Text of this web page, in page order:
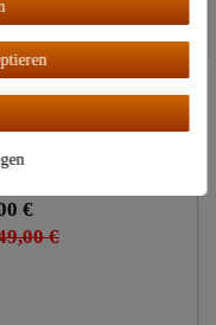
€
59 cm für
€
€